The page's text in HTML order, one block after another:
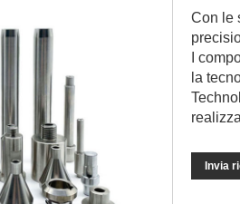
Con le
I
la
Invia